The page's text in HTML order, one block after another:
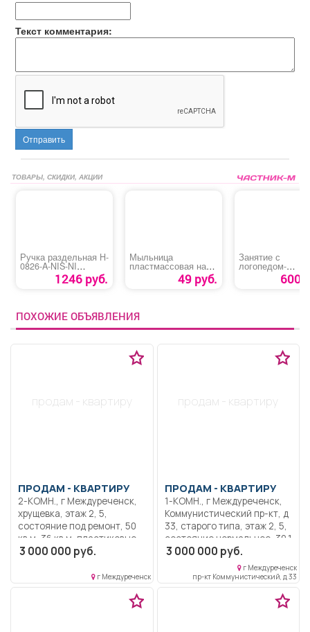
Текст комментария:
Отправить
ТОВАРЫ, СКИДКИ, АКЦИИ
Ручка раздельная H-
0826-A-NIS-NI
(Spindle 130)1246 руб.
Мыльница
пластмассовая на
49 руб.
Занятие с
логопедом-
дефектологом
600
ПОХОЖИЕ ОБЪЯВЛЕНИЯ
продам - квартиру
ПРОДАМ - КВАРТИРУ
2-КОМН., г Междуреченск,
хрущевка, этаж 2, 5,
состояние под ремонт, 50
кв.м, 36 кв.м, пластиковые
окна, не угловая, без
3 000 000 руб.
г Междуреченск
продам - квартиру
ПРОДАМ - КВАРТИРУ
1-КОМН., г Междуреченск,
Коммунистический пр-кт, д
33, старого типа, этаж 2, 5,
состояние нормальное, 39,1
кв.м, 20 кв.м, пластиковые
окна, не угловая, без
посредников, торг, в центре
города. Район с развитой
инфраструктурой: рядом
3 000 000 руб.
г Междуреченск
пр-кт Коммунистический, д 33